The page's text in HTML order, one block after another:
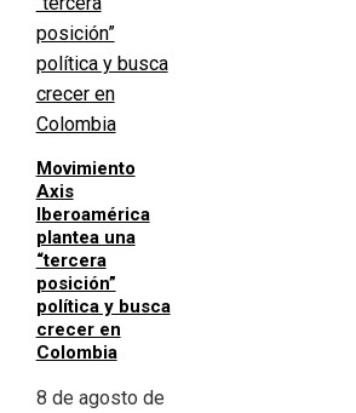
Movimiento
Axis
Iberoamérica
plantea una
“tercera
posición”
política y busca
crecer en
Colombia
8 de agosto de